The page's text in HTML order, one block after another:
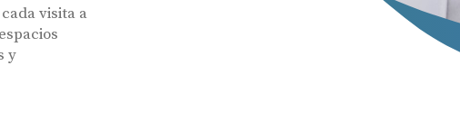
visita a
y